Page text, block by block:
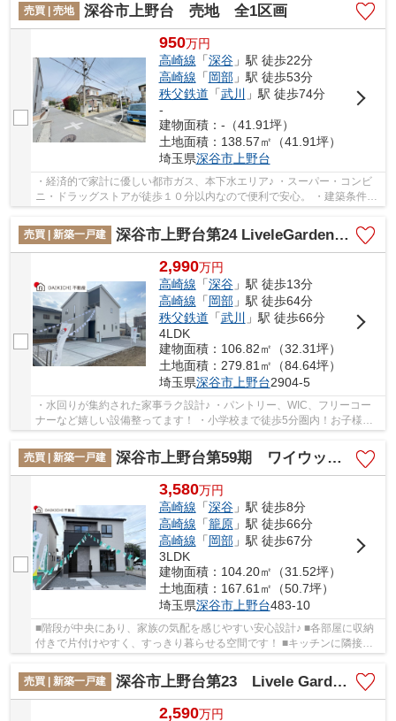
売買 | 売地
深谷市上野台 売地 全1区画
950万円
高崎線 「深谷」駅 徒歩22分
高崎線 「岡部」駅 徒歩53分
秩父鉄道 「武川
」駅 徒歩74分
-
建物面積：-（41.91坪）
土地面積：138.57㎡（41.91坪）
埼玉県深谷市上野台
・経済的で家計に優しい都市ガス、本下水エリア♪ ・スーパー・コンビ
ニ・ドラッグストアが徒歩１０分以内なので便利で安心。 ・建築条件な
しだからお好きなハウスメーカーで建てられま...
売買 | 新築一戸建
深谷市上野台第24 LiveleGarden.s 新築戸建 全3棟 2号棟
2,990万円
高崎線 「深谷」駅 徒歩13分
高崎線 「岡部」駅 徒歩64分
秩父鉄道 「武川 」駅 徒歩66分
4LDK
建物面積：106.82㎡（32.31坪）
土地面積：279.81㎡（84.64坪）
埼玉県深谷市上野台2904-5
・水回りが集約された家事ラク設計♪ ・パントリー、WIC、フリーコー
ナーなど嬉しい設備整ってます！ ・小学校まで徒歩5分圏内！お子様の
通学も安心の立地です！ 「今から見たい！」大...
売買 | 新築一戸建
深谷市上野台第59期 ワイウッドコート 新築戸建 全3区画 3号棟
3,580万円
高崎線 「深谷」駅 徒歩8分
高崎線 「籠原」駅 徒歩66分
高崎線 「岡部」駅 徒歩67分
3LDK
建物面積：104.20㎡（31.52坪）
土地面積：167.61㎡（50.7坪）
埼玉県深谷市上野台483-10
■階段が中央にあり、家族の気配を感じやすい安心設計♪ ■各部屋に収納
付きで片付けやすく、すっきり暮らせる空間です！ ■キッチンに隣接し
売買 | 新築一戸建
深谷市上野台第23 Livele Garden.s 新築戸建 全4棟 4号棟
2,590万円